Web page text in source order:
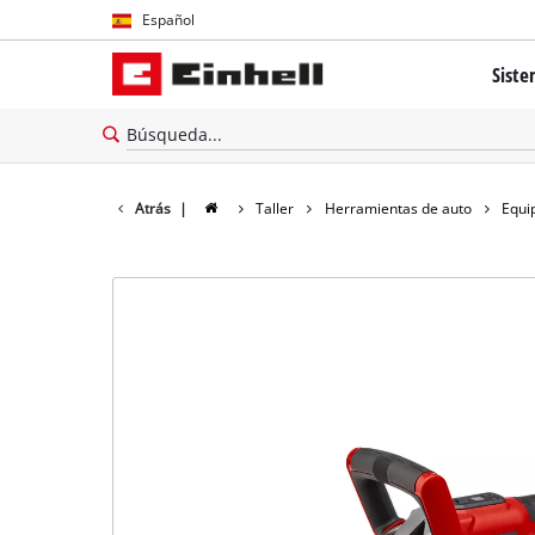
Español
Español
English El
Atrás | Taller Herramientas de auto